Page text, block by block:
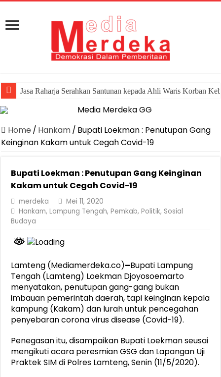
Jasa Raharja Serahkan Santunan kepada Ahli Waris Korban
Home / Hankam/ Bupati Loekman : Penutupan Gang
Keinginan Kakam untuk Cegah Covid-19
Bupati Loekman : Penutupan Gang Keinginan
Kakam untuk Cegah Covid-19
merdeka
Mei 11, 2020
Hankam,Lampung Tengah,Pemkab,Politik, Sosial
Budaya
Lamteng (Mediamerdeka.co)–Bupati Lampung
Tengah (Lamteng) Loekman Djoyosoemarto
menyatakan, penutupan gang-gang bukan
imbauan pemerintah daerah, tapi keinginan kepala
kampung (Kakam) dan lurah untuk pencegahan
penyebaran corona virus disease (Covid-19).
Penegasan itu, disampaikan Bupati Loekman seusai
mengikuti acara peresmian GSG dan Lapangan Uji
Praktek SIM di Polres Lamteng, Senin (11/5/2020).